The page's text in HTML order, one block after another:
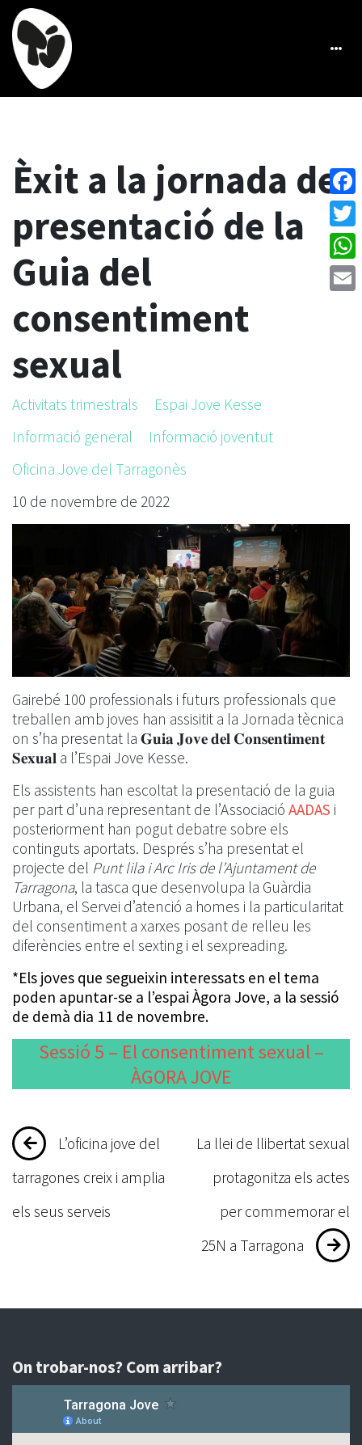
Èxit a la jornada de
presentació de la
Guia del
consentiment
sexual
Activitats trimestrals
Espai Jove Kesse
Informació general
Informació joventut
Oficina Jove del Tarragonès
10 de novembre de 2022
Gairebé 100 professionals i futurs professionals que
treballen amb joves han assisitit a la Jornada tècnica
on s’ha presentat la 𝐆𝐮𝐢𝐚 𝐉𝐨𝐯𝐞 𝐝𝐞𝐥 𝐂𝐨𝐧𝐬𝐞𝐧𝐭𝐢𝐦𝐞𝐧𝐭
𝐒𝐞𝐱𝐮𝐚𝐥 a l’Espai Jove Kesse.
Els assistents han escoltat la presentació de la guia
per part d’una representant de l’Associació AADAS i
posteriorment han pogut debatre sobre els
continguts aportats. Després s’ha presentat el
projecte del Punt lila i Arc Iris de l’Ajuntament de
Tarragona, la tasca que desenvolupa la Guàrdia
Urbana, el Servei d’atenció a homes i la particularitat
del consentiment a xarxes posant de relleu les
diferències entre el sexting i el sexpreading.
*Els joves que segueixin interessats en el tema
poden apuntar-se a l’espai Àgora Jove, a la sessió
de demà dia 11 de novembre.
Sessió 5 – El consentiment sexual –
ÀGORA JOVE
Navegació
d'entrades
L’oficina jove del
tarragones creix i amplia
els seus serveis
La llei de llibertat sexual
protagonitza els actes
per commemorar el
25N a Tarragona
On trobar-nos? Com arribar?